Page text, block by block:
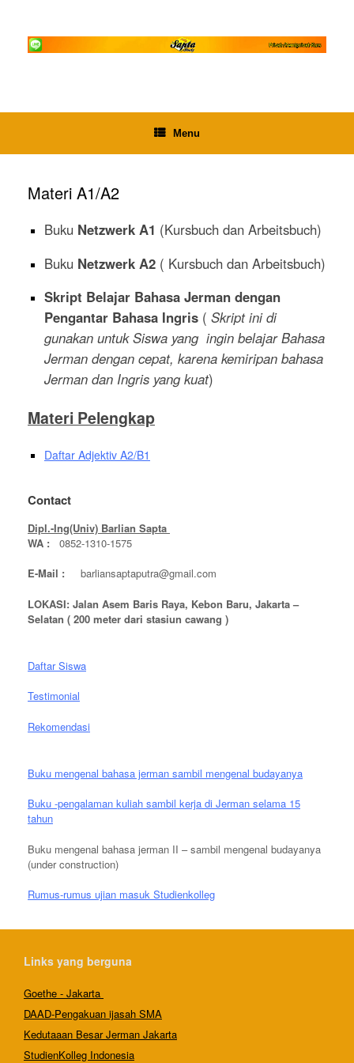
content
Menu
Materi A1/A2
Buku Netzwerk A1 (Kursbuch dan Arbeitsbuch)
Buku Netzwerk A2 ( Kursbuch dan Arbeitsbuch)
Skript Belajar Bahasa Jerman dengan
Pengantar Bahasa Ingris ( Skript ini di
gunakan untuk Siswa yang ingin belajar Bahasa
Jerman dengan cepat, karena kemiripan bahasa
Jerman dan Ingris yang kuat)
Materi Pelengkap
Daftar Adjektiv A2/B1
Contact
Dipl.-Ing(Univ) Barlian Sapta
WA :
0852-1310-1575
E-Mail : barliansaptaputra@gmail.com
LOKASI: Jalan Asem Baris Raya, Kebon Baru, Jakarta –
Selatan ( 200 meter dari stasiun cawang )
Daftar Siswa
Testimonial
Rekomendasi
Buku mengenal bahasa jerman sambil mengenal budayanya
Buku -pengalaman kuliah sambil kerja di Jerman selama 15
tahun
Buku mengenal bahasa jerman II – sambil mengenal budayanya
(under construction)
Rumus-rumus ujian masuk Studienkolleg
Links yang berguna
Goethe - Jakarta
DAAD-Pengakuan ijasah SMA
Kedutaaan Besar Jerman Jakarta
StudienKolleg Indonesia